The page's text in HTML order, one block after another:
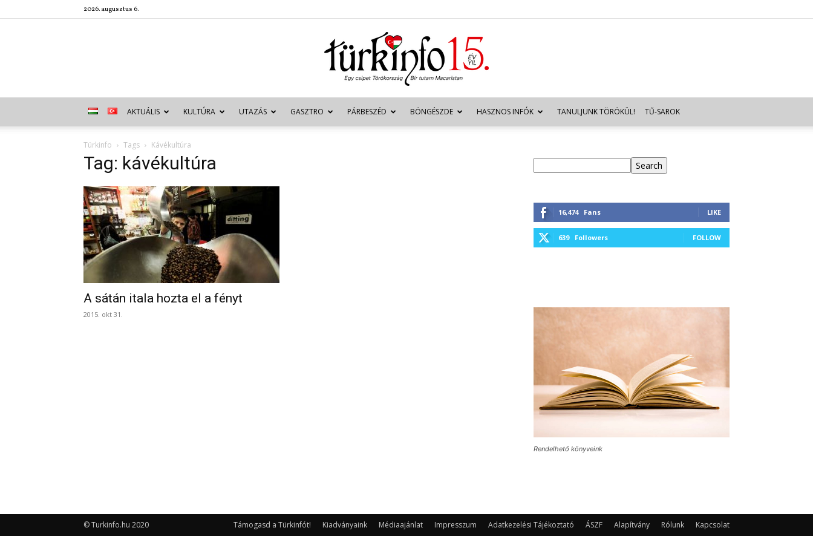
2026. augusztus 6.
Türkinfo
AKTUÁLIS KULTÚRA UTAZÁS GASZTRO PÁRBESZÉD BÖNGÉSZDE HASZNOS INFÓK TANULJUNK TÖRÖKÜL! TŰ-SAROK
Türkinfo Tags Kávékultúra
Tag: kávékultúra
A sátán itala hozta el a fényt
2015. okt 31.
Search
16,474 Fans LIKE
639 Followers FOLLOW
Rendelhető könyveink
Támogasd a Türkinfót! Kiadványaink Médiaajánlat Impresszum Adatkezelési Tájékoztató ÁSZF Alapítvány Rólunk Kapcsolat
© Turkinfo.hu 2020